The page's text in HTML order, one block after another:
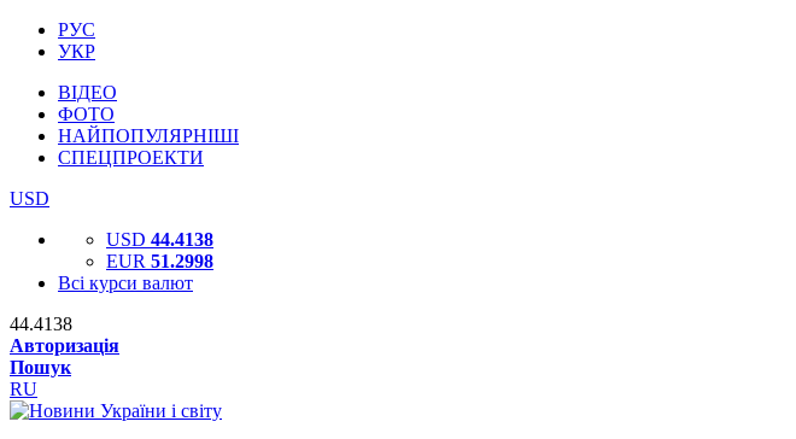
РУС
УКР
ВІДЕО
ФОТО
НАЙПОПУЛЯРНІШІ
СПЕЦПРОЕКТИ
USD
USD 44.4138
EUR 51.2998
Всі курси валют
44.4138
Авторизація
Пошук
RU